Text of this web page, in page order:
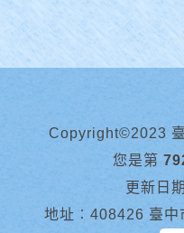
Copyright©2023
您是第
更新日期
地址︰408426 臺中